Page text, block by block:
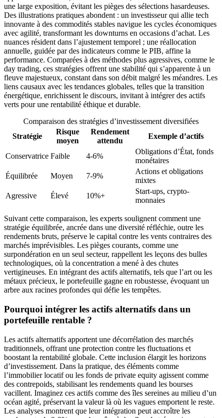
une large exposition, évitant les pièges des sélections hasardeuses.
Des illustrations pratiques abondent : un investisseur qui allie tech
innovante à des commodités stables navigue les cycles économiques
avec agilité, transformant les downturns en occasions d’achat. Les
nuances résident dans l’ajustement temporel ; une réallocation
annuelle, guidée par des indicateurs comme le PIB, affine la
performance. Comparées à des méthodes plus agressives, comme le
day trading, ces stratégies offrent une stabilité qui s’apparente à un
fleuve majestueux, constant dans son débit malgré les méandres. Les
liens causaux avec les tendances globales, telles que la transition
énergétique, enrichissent le discours, invitant à intégrer des actifs
verts pour une rentabilité éthique et durable.
Comparaison des stratégies d’investissement diversifiées
Stratégie
Risque
moyen
Rendement
attendu
Exemple d’actifs
Conservatrice Faible 4-6%
Obligations d’État, fonds
monétaires
Équilibrée
Moyen 7-9%
Actions et obligations
mixtes
Agressive
Élevé 10%+
Start-ups, crypto-
monnaies
Suivant cette comparaison, les experts soulignent comment une
stratégie équilibrée, ancrée dans une diversité réfléchie, outre les
rendements bruts, préserve le capital contre les vents contraires des
marchés imprévisibles. Les pièges courants, comme une
surpondération en un seul secteur, rappellent les leçons des bulles
technologiques, où la concentration a mené à des chutes
vertigineuses. En intégrant des actifs alternatifs, tels que l’art ou les
métaux précieux, le portefeuille gagne en robustesse, évoquant un
arbre aux racines profondes qui défie les tempêtes.
Pourquoi intégrer les actifs alternatifs dans un
portefeuille rentable ?
Les actifs alternatifs apportent une décorrélation des marchés
traditionnels, offrant une protection contre les fluctuations et
boostant la rentabilité globale. Cette inclusion élargit les horizons
d’investissement. Dans la pratique, des éléments comme
l’immobilier locatif ou les fonds de private equity agissent comme
des contrepoids, stabilisant les rendements quand les bourses
vacillent. Imaginez ces actifs comme des îles sereines au milieu d’un
océan agité, préservant la valeur là où les vagues emportent le reste.
Les analyses montrent que leur intégration peut accroître les